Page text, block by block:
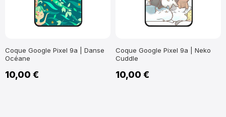
Coque Google Pixel 9a | Danse
Océane
10,00 €
Coque Google Pixel 9a | Neko
Cuddle
10,00 €